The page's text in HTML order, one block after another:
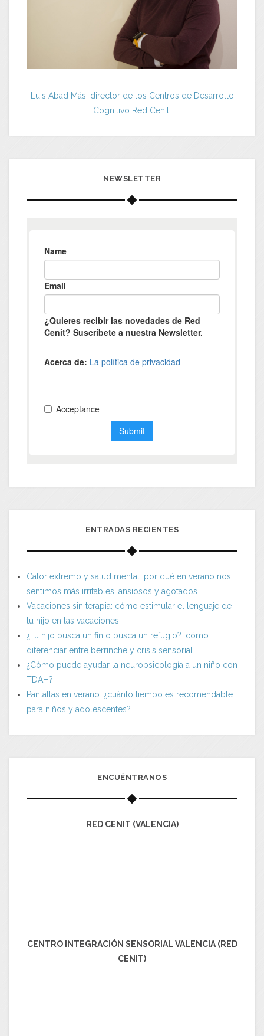
Luis Abad Más, director de los Centros de Desarrollo
Cognitivo Red Cenit.
NEWSLETTER
ENTRADAS RECIENTES
Calor extremo y salud mental: por qué en verano nos
sentimos más irritables, ansiosos y agotados
Vacaciones sin terapia: cómo estimular el lenguaje de
tu hijo en las vacaciones
¿Tu hijo busca un fin o busca un refugio?: cómo
diferenciar entre berrinche y crisis sensorial
¿Cómo puede ayudar la neuropsicología a un niño con
TDAH?
Pantallas en verano: ¿cuánto tiempo es recomendable
para niños y adolescentes?
ENCUÉNTRANOS
RED CENIT (VALENCIA)
CENTRO INTEGRACIÓN SENSORIAL VALENCIA (RED
CENIT)